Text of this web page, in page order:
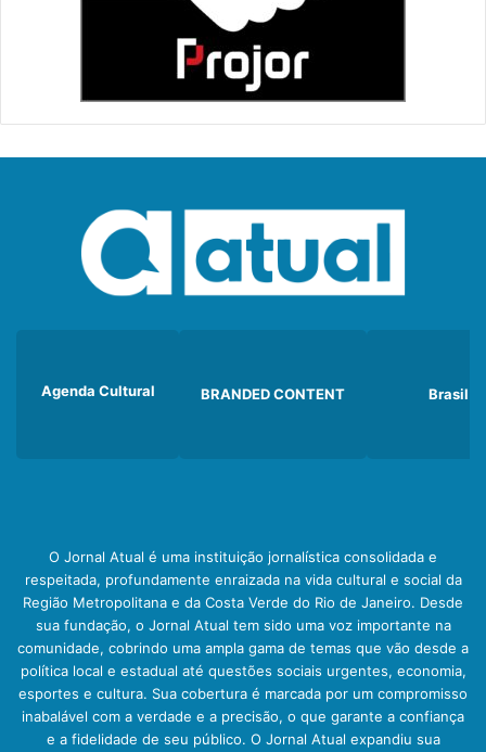
Agenda Cultural BRANDED CONTENT Brasil
O Jornal Atual é uma instituição jornalística consolidada e
respeitada, profundamente enraizada na vida cultural e social da
Região Metropolitana e da Costa Verde do Rio de Janeiro. Desde
sua fundação, o Jornal Atual tem sido uma voz importante na
comunidade, cobrindo uma ampla gama de temas que vão desde a
política local e estadual até questões sociais urgentes, economia,
esportes e cultura. Sua cobertura é marcada por um compromisso
inabalável com a verdade e a precisão, o que garante a confiança
e a fidelidade de seu público. O Jornal Atual expandiu sua